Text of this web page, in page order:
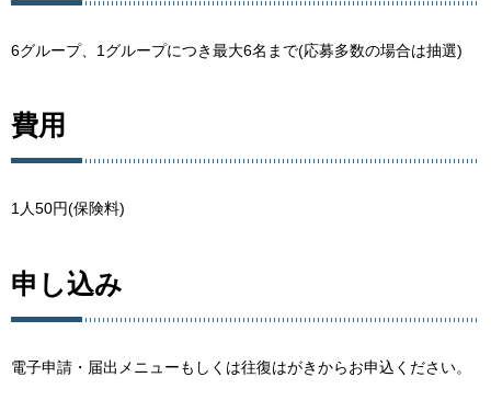
6グループ、1グループにつき最大6名まで(応募多数の場合は抽選)
費用
1人50円(保険料)
申し込み
電子申請・届出メニューもしくは往復はがきからお申込ください。